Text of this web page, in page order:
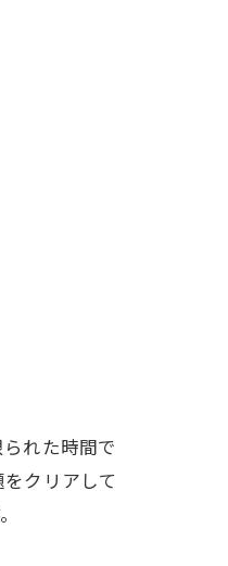
れた時間で
クリアして